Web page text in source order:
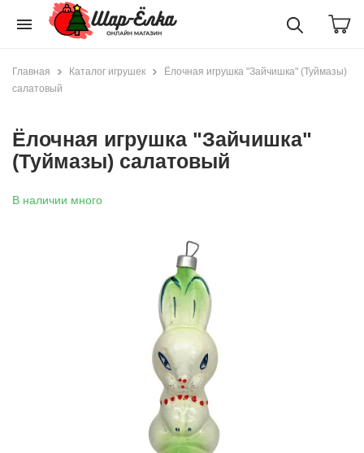
menu
Главная Каталог игрушек
Ёлочная игрушка "Зайчишка" (Туймазы)
салатовый
Ёлочная игрушка "Зайчишка"
(Туймазы) салатовый
В наличии много